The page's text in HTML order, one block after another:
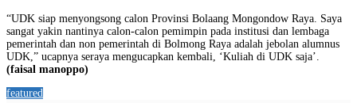
“UDK siap menyongsong calon Provinsi Bolaang Mongondow Raya. Saya
sangat yakin nantinya calon-calon pemimpin pada institusi dan lembaga
pemerintah dan non pemerintah di Bolmong Raya adalah jebolan alumnus
UDK,” ucapnya seraya mengucapkan kembali, ‘Kuliah di UDK saja’.
(faisal manoppo)
featured